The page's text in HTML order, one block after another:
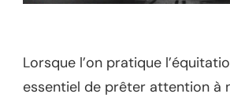
Lorsque l’on pratique
essentiel de prêter attention à